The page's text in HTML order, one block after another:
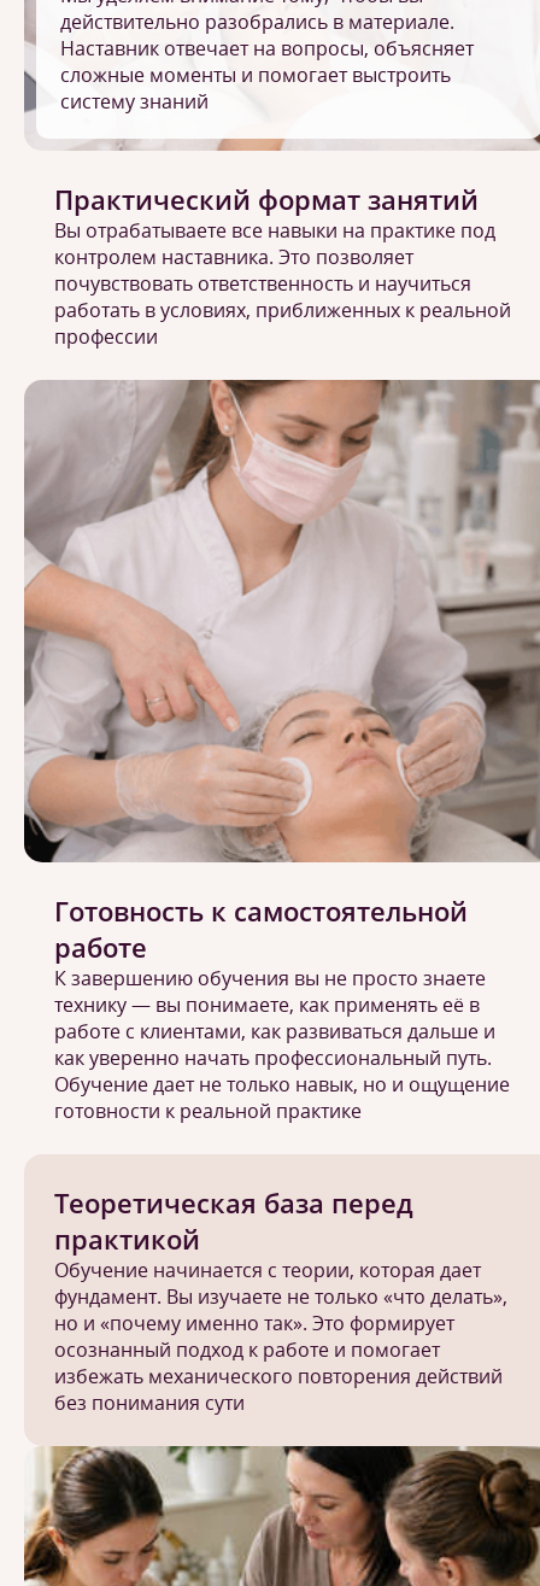
действительно разобрались в материале.
Наставник отвечает на вопросы, объясняет
сложные моменты и помогает выстроить
систему знаний
Теоретическая база перед
практикой
Обучение начинается с теории, которая дает
фундамент. Вы изучаете не только «что делать»,
но и «почему именно так». Это формирует
осознанный подход к работе и помогает
избежать механического повторения действий
без понимания сути
Практический формат занятий
Вы отрабатываете все навыки на практике под
контролем наставника. Это позволяет
почувствовать ответственность и научиться
работать в условиях, приближенных к реальной
профессии
Готовность к самостоятельной
работе
К завершению обучения вы не просто знаете
технику — вы понимаете, как применять её в
работе с клиентами, как развиваться дальше и
как уверенно начать профессиональный путь.
Обучение дает не только навык, но и ощущение
готовности к реальной практике